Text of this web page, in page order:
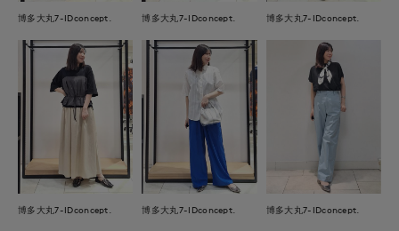
博多大丸7-IDconcept. 博多大丸7-IDconcept. 博多大丸7-IDconcept.
博多大丸7-IDconcept. 博多大丸7-IDconcept. 博多大丸7-IDconcept.